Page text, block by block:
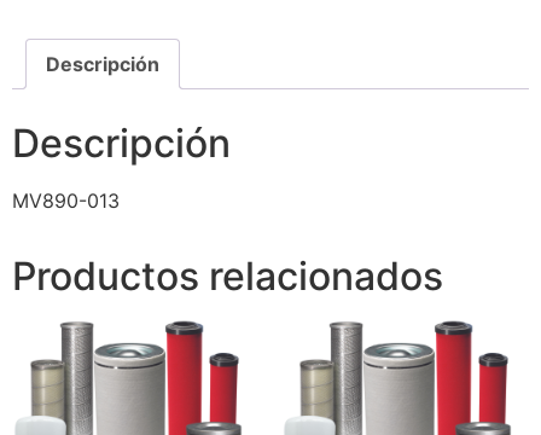
Descripción
Descripción
MV890-013
Productos relacionados